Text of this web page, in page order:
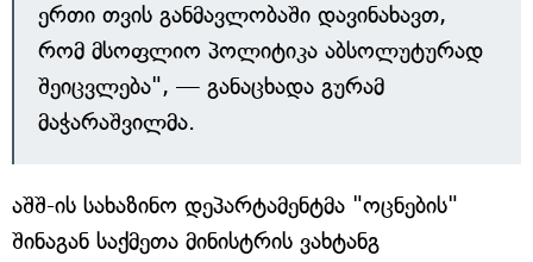
ერთი თვის განმავლობაში დავინახავთ,
რომ მსოფლიო პოლიტიკა აბსოლუტურად
შეიცვლება", — განაცხადა გურამ
მაჭარაშვილმა.
აშშ-ის სახაზინო დეპარტამენტმა "ოცნების"
შინაგან საქმეთა მინისტრის ვახტანგ